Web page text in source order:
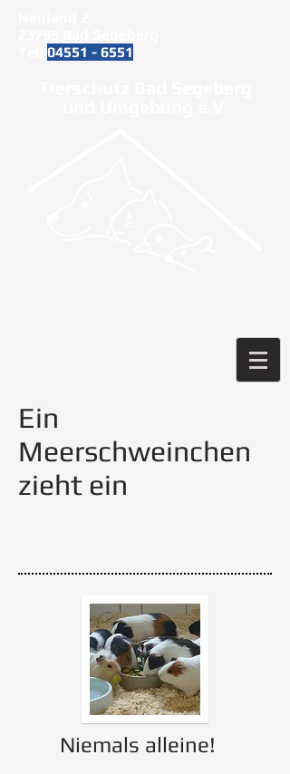
04551 - 6551
Ein
Meerschweinchen
zieht ein
Niemals alleine!